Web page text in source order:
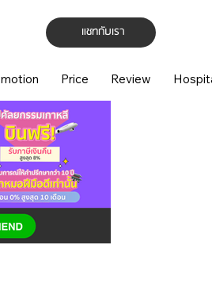
แชทกับเรา
Price Review